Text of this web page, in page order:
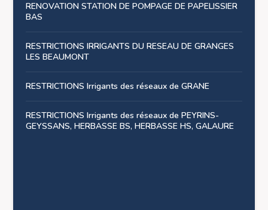
RENOVATION STATION DE POMPAGE DE PAPELISSIER
BAS
RESTRICTIONS IRRIGANTS DU RESEAU DE GRANGES
LES BEAUMONT
RESTRICTIONS Irrigants des réseaux de GRANE
RESTRICTIONS Irrigants des réseaux de PEYRINS-
GEYSSANS, HERBASSE BS, HERBASSE HS, GALAURE